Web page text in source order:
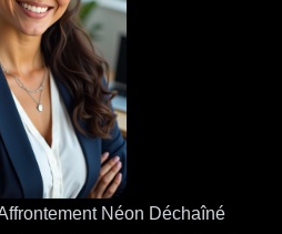
Néon Déchaîné